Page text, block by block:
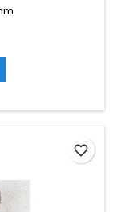
favorite_border